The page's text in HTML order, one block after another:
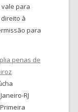
para
à
para
penas de
RJ